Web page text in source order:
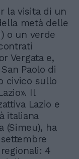
la visita di un
metà delle
o un verde
Vergata e,
Paolo di
civico sullo
Il
Lazio e
italiana
(Simeu), ha
4